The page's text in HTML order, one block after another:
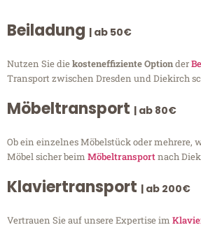
Beiladung | ab 50€
Nutzen Sie diekosteneffiziente Optionder
Transport zwischen Dresden und Diekirch
Möbeltransport | ab 80€
Ob ein einzelnes Möbelstück oder mehrere,
Möbel sicher beim Möbeltransportnach
Klaviertransport | ab 200€
Vertrauen Sie auf unsere Expertise im